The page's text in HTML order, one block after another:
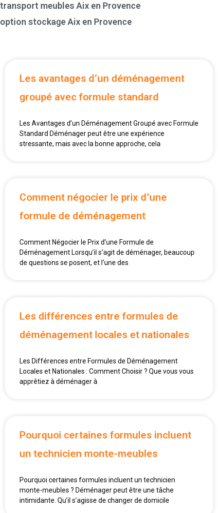
transport meubles Aix en Provence
option stockage Aix en Provence
Les avantages d’un déménagement
groupé avec formule standard
Les Avantages d’un Déménagement Groupé avec Formule
Standard Déménager peut être une expérience
stressante, mais avec la bonne approche, cela
Comment négocier le prix d’une
formule de déménagement
Comment Négocier le Prix d’une Formule de
Déménagement Lorsqu’il s’agit de déménager, beaucoup
de questions se posent, et l’une des
Les différences entre formules de
déménagement locales et nationales
Les Différences entre Formules de Déménagement
Locales et Nationales : Comment Choisir ? Que vous vous
apprêtiez à déménager à
Pourquoi certaines formules incluent
un technicien monte-meubles
Pourquoi certaines formules incluent un technicien
monte-meubles ? Déménager peut être une tâche
intimidante. Qu’il s’agisse de changer de domicile